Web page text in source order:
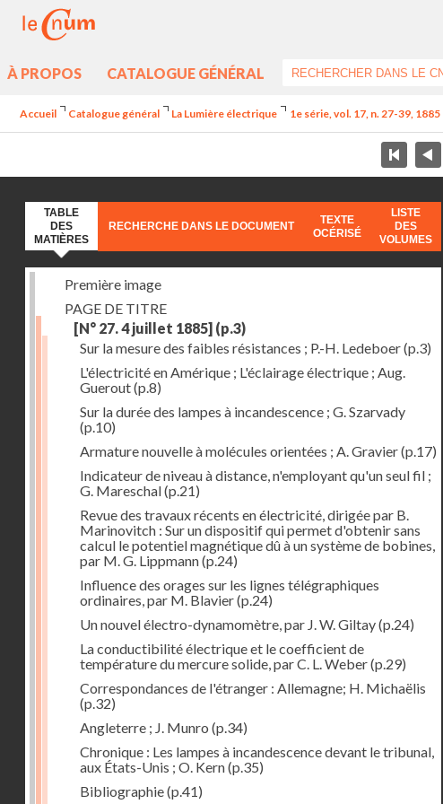
À PROPOS CATALOGUE GÉNÉRAL
Accueil Catalogue général La Lumière électrique 1e série, vol. 17, n. 27-39, 1885
TABLE
DES
MATIÈRES
RECHERCHE DANS LE DOCUMENT
TEXTE
OCÉRISÉ
LISTE
DES
VOLUMES
Première image
PAGE DE TITRE
[N° 27. 4 juillet 1885] (p.3)
Sur la mesure des faibles résistances ; P.-H. Ledeboer(p.3)
L'électricité en Amérique ; L'éclairage électrique ; Aug.
Guerout(p.8)
Sur la durée des lampes à incandescence ; G. Szarvady
(p.10)
Armature nouvelle à molécules orientées ; A. Gravier(p.17)
Indicateur de niveau à distance, n'employant qu'un seul fil ;
G. Mareschal(p.21)
Revue des travaux récents en électricité, dirigée par B.
Marinovitch : Sur un dispositif qui permet d'obtenir sans
calcul le potentiel magnétique dû à un système de bobines,
par M. G. Lippmann(p.24)
Influence des orages sur les lignes télégraphiques
ordinaires, par M. Blavier(p.24)
Un nouvel électro-dynamomètre, par J. W. Giltay(p.24)
La conductibilité électrique et le coefficient de
température du mercure solide, par C. L. Weber(p.29)
Correspondances de l'étranger : Allemagne; H. Michaëlis
(p.32)
Angleterre ; J. Munro (p.34)
Chronique : Les lampes à incandescence devant le tribunal,
aux États-Unis ; O. Kern(p.35)
Bibliographie(p.41)